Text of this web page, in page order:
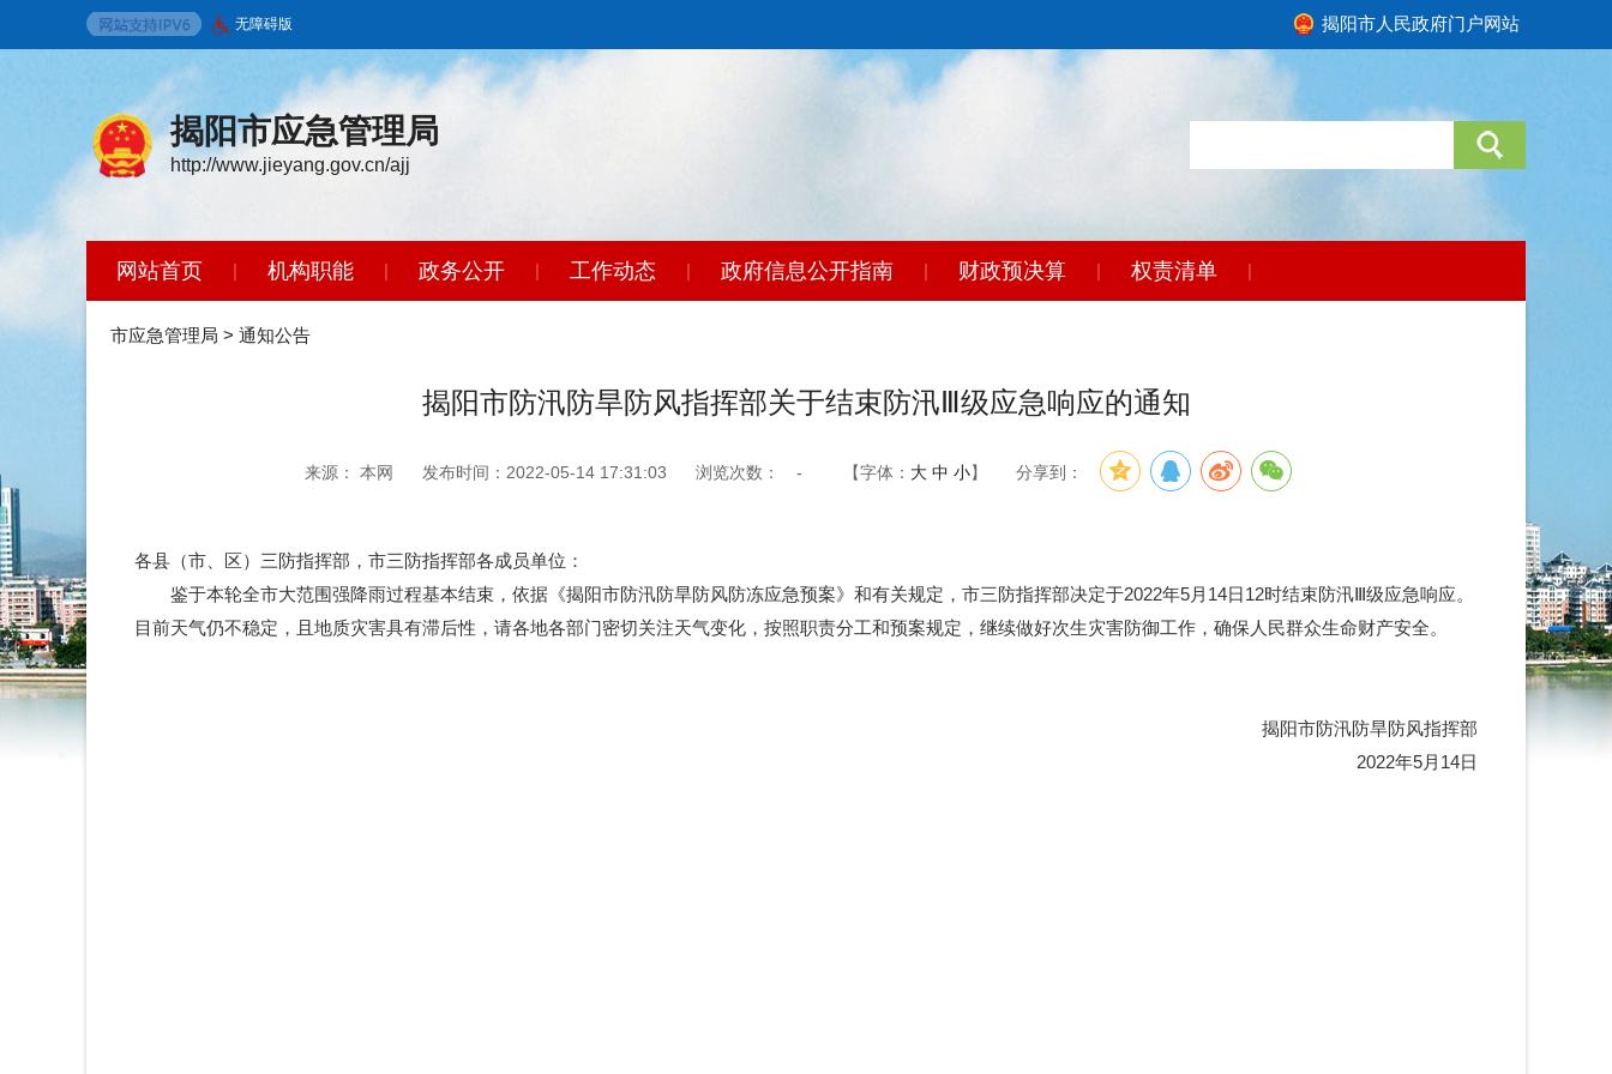
无障碍版 揭阳市人民政府门户网站
揭阳市应急管理局
http://www.jieyang.gov.cn/ajj
网站首页 | 机构职能 | 政务公开 | 工作动态 | 政府信息公开指南 | 财政预决算 | 权责清单 |
市应急管理局 > 通知公告
揭阳市防汛防旱防风指挥部关于结束防汛Ⅲ级应急响应的通知
来源： 本网 发布时间：2022-05-14 17:31:03 浏览次数： - 【字体： 大 中 小】 分享到：
各县（市、区）三防指挥部，市三防指挥部各成员单位：
鉴于本轮全市大范围强降雨过程基本结束，依据《揭阳市防汛防旱防风防冻应急预案》和有关规定，市三防指挥部决定于2022年5月14日12时结束防汛Ⅲ级应急响应。
目前天气仍不稳定，且地质灾害具有滞后性，请各地各部门密切关注天气变化，按照职责分工和预案规定，继续做好次生灾害防御工作，确保人民群众生命财产安全。
揭阳市防汛防旱防风指挥部
2022年5月14日